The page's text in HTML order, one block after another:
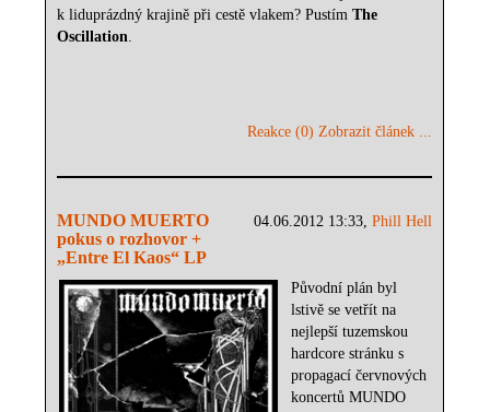
k liduprázdný krajině při cestě vlakem? PustímThe
Oscillation.
Reakce (0) Zobrazit článek ...
04.06.2012 13:33,Phill Hell
MUNDO MUERTO
pokus o rozhovor +
„Entre El Kaos“ LP
Původní plán byl
lstivě se vetřít na
nejlepší tuzemskou
hardcore stránku s
propagací červnových
koncertů MUNDO